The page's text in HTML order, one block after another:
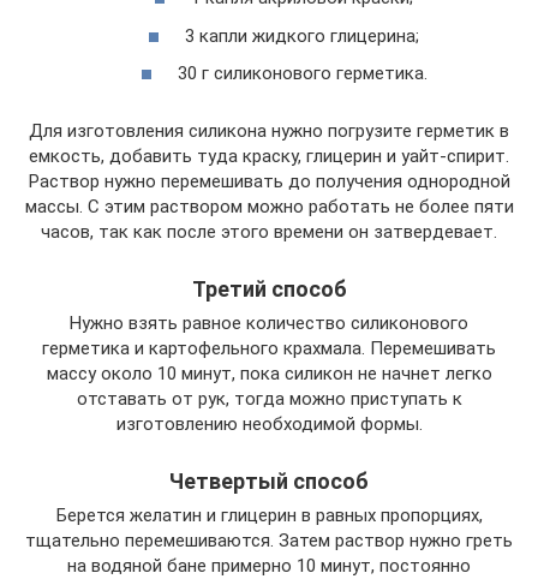
3 капли жидкого глицерина;
30 г силиконового герметика.
Для изготовления силикона нужно погрузите герметик в
емкость, добавить туда краску, глицерин и уайт-спирит.
Раствор нужно перемешивать до получения однородной
массы. С этим раствором можно работать не более пяти
часов, так как после этого времени он затвердевает.
Третий способ
Нужно взять равное количество силиконового
герметика и картофельного крахмала. Перемешивать
массу около 10 минут, пока силикон не начнет легко
отставать от рук, тогда можно приступать к
изготовлению необходимой формы.
Четвертый способ
Берется желатин и глицерин в равных пропорциях,
тщательно перемешиваются. Затем раствор нужно греть
на водяной бане примерно 10 минут, постоянно